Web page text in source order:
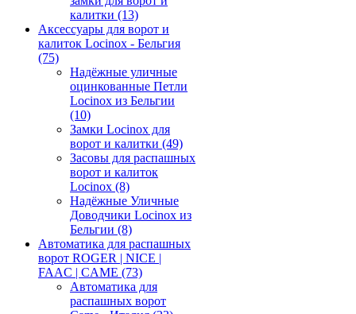
калитки (13)
Аксессуары для ворот и
калиток Locinox - Бельгия
(75)
Надёжные уличные
оцинкованные Петли
Locinox из Бельгии
(10)
Замки Locinox для
ворот и калитки (49)
Засовы для распашных
ворот и калиток
Locinox (8)
Надёжные Уличные
Доводчики Locinox из
Бельгии (8)
Автоматика для распашных
ворот ROGER | NICE |
FAAC | CAME (73)
Автоматика для
распашных ворот